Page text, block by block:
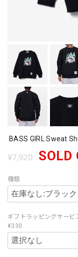
BASS GIRL Sweat
¥7,920 SOLD
種類
ギフトラッピングサービ
¥330